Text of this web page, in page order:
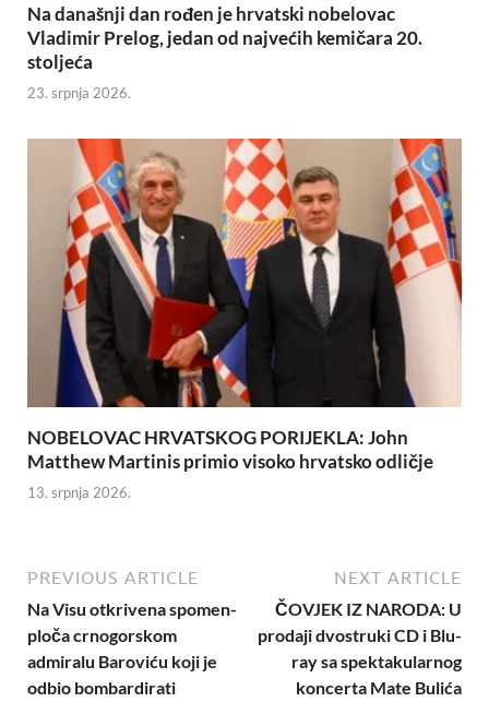
Na današnji dan rođen je hrvatski nobelovac
Vladimir Prelog, jedan od najvećih kemičara 20.
stoljeća
23. srpnja 2026.
NOBELOVAC HRVATSKOG PORIJEKLA: John
Matthew Martinis primio visoko hrvatsko odličje
13. srpnja 2026.
PREVIOUS ARTICLE
Na Visu otkrivena spomen-
ploča crnogorskom
admiralu Baroviću koji je
odbio bombardirati
NEXT ARTICLE
ČOVJEK IZ NARODA: U
prodaji dvostruki CD i Blu-
ray sa spektakularnog
koncerta Mate Bulića